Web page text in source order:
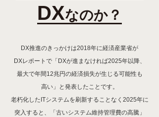
DXなのか？
DX推進のきっかけは2018年に経済産業省が
DXレポートで「DXが進まなければ2025年以降、
最大で年間12兆円の経済損失が生じる可能性も
高い」と発表したことです。
老朽化したITシステムを刷新することなく2025年に
突入すると、「古いシステム維持管理費の高騰」